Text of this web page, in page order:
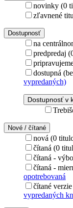
novinky (0
zľavnené
Dostupnosť
na
predpredaj
dostupná
vypredaných)
Dostupnosť v
Nové / čítané
nová (0
čítaná (0
čítaná -
čítaná -
opotrebovaná
čítané
vypredaných